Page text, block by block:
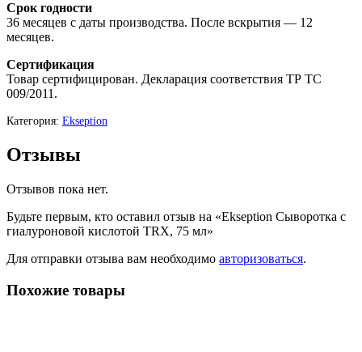
Срок годности
36 месяцев с даты производства. После вскрытия — 12
месяцев.
Сертификация
Товар сертифицирован. Декларация соответствия ТР ТС
009/2011.
Категория: Ekseption
Отзывы
Отзывов пока нет.
Будьте первым, кто оставил отзыв на «Ekseption Сыворотка с
гиалуроновой кислотой TRX, 75 мл»
Для отправки отзыва вам необходимо авторизоваться.
Похожие товары